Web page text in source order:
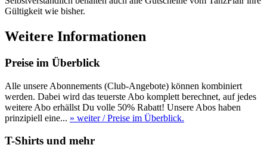
Gültigkeit wie bisher.
Weitere Informationen
Preise im Überblick
Alle unsere Abonnements (Club-Angebote) können kombiniert
werden. Dabei wird das teuerste Abo komplett berechnet, auf jedes
weitere Abo erhällst Du volle 50% Rabatt! Unsere Abos haben
prinzipiell eine... » weiter/ Preise im Überblick.
T-Shirts und mehr